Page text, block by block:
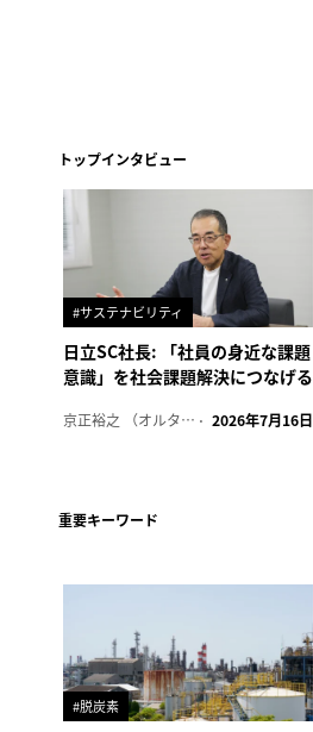
トップインタビュー
#サステナビリティ
日立SC社長: 「社員の身近な課題
意識」を社会課題解決につなげる
京正裕之 （オルタナ副編集長） 2026年7月16日
重要キーワード
#脱炭素